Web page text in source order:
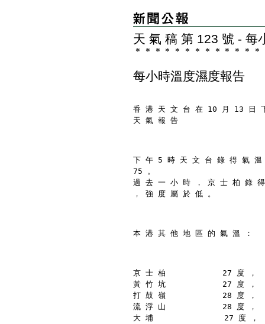
天 氣 稿 第 123 號 - 每
＊ ＊ ＊ ＊ ＊ ＊ ＊ ＊ ＊ ＊ ＊ ＊ ＊
每小時溫度濕度報告
香 港 天 文 台 在 10 月 13 日
天 氣 報 告
下 午 5 時 天 文 台 錄 得 氣
75 。
過 去 一 小 時 ， 京 士 柏 錄
， 強 度 屬 於 低 。
本 港 其 他 地 區 的 氣 溫 ：
京 士 柏            27 度 ，
黃 竹 坑            27 度 ，
打 鼓 嶺            28 度 ，
流 浮 山            28 度 ，
大 埔               27 度 ，